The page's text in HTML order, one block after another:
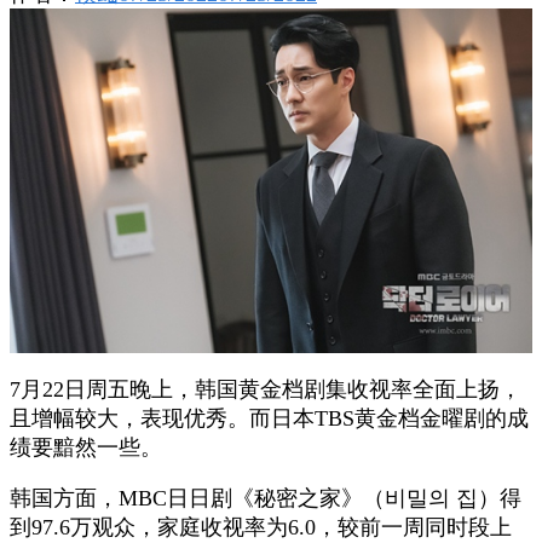
7月22日周五晚上，韩国黄金档剧集收视率全面上扬，
且增幅较大，表现优秀。而日本TBS黄金档金曜剧的成
绩要黯然一些。
韩国方面，MBC日日剧《秘密之家》（비밀의 집）得
到97.6万观众，家庭收视率为6.0，较前一周同时段上